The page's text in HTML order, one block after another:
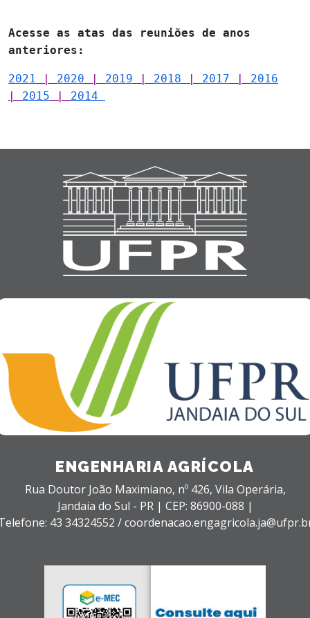
Acesse as atas das reuniões de anos
anteriores:
2021 | 2020 | 2019 | 2018 | 2017 | 2016
| 2015 | 2014
ENGENHARIA AGRÍCOLA
Rua Doutor João Maximiano, nº 426, Vila Operária,
Jandaia do Sul - PR | CEP: 86900-088 |
43 34324552 /